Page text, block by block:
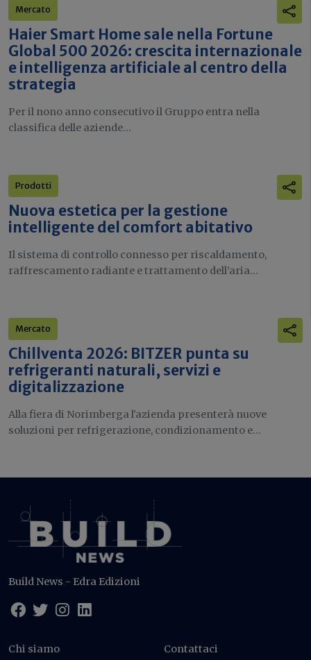
Mercato
Haier Smart Home sale nella Fortune
Global 500 2026: crescita internazionale
e intelligenza artificiale al centro della
strategia
Per il nono anno consecutivo il Gruppo entra nella
classifica delle aziende...
Prodotti
Nuova estetica per la gestione
intelligente del comfort abitativo
Il sistema di controllo connesso per riscaldamento,
raffrescamento radiante e trattamento dell’aria...
Mercato
Chillventa 2026: BITZER punta su
refrigeranti naturali, servizi e
digitalizzazione
Alla fiera di Norimberga l'azienda presenterà nuove
soluzioni per refrigerazione, condizionamento e...
Build News - Edra Edizioni
Chi siamo Contattaci